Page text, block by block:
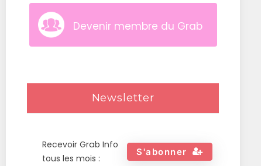
Devenir membre du Grab
Newsletter
Recevoir Grab Info
tous les mois :
S'abonner